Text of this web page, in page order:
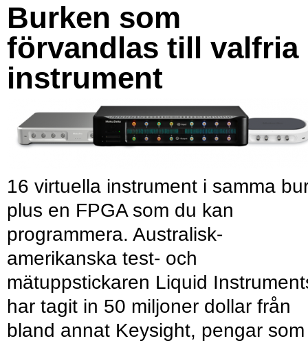
Burken som
förvandlas till valfria
instrument
16 virtuella instrument i samma
plus en FPGA som du kan
programmera. Australisk-
amerikanska test- och
mätuppstickaren Liquid
har tagit in 50 miljoner dollar från
bland annat Keysight, pengar som